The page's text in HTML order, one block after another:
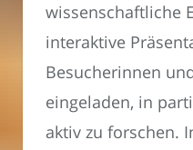
wissenschaftliche
interaktive
Besucherinnen
eingeladen, in
aktiv zu forschen.